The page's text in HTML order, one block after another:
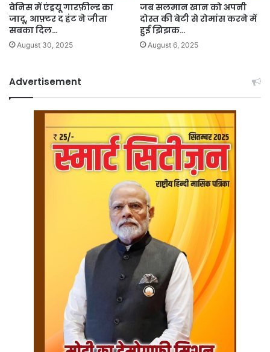
वेनिस में एंड्रयू गारफ़ील्ड का
जादू, आफ़्टर द हंट ने जीता
सबका दिल…
August 30, 2025
जब सलमान खान को अपनी
दोस्त की बेटी से रोमांस करने में
हुई झिझक…
August 6, 2025
Advertisement